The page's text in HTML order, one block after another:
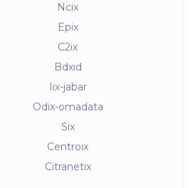
Ncix
Epix
C2ix
Bdxid
Iix-jabar
Odix-omadata
Six
Centroix
Citranetix